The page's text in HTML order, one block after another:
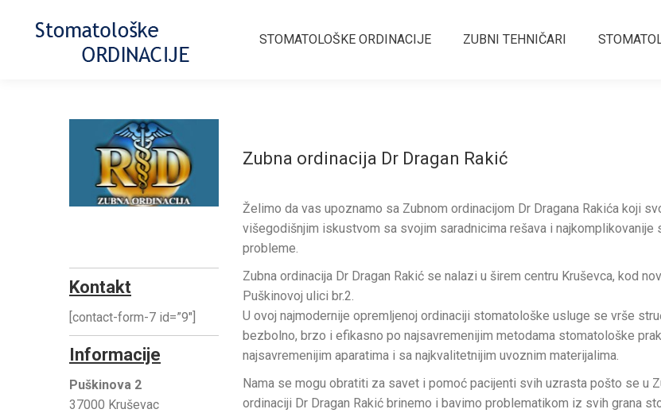
STOMATOLOŠKE ORDINACIJE ZUBNI TEHNIČARI
Kontakt
[contact-form-7 id=”9″]
Informacije
Puškinova 2
37000 Kruševac
Zubna ordinacija Dr Dragan Rakić
Želimo da vas upoznamo sa Zubnom ordinacijom Dr Dragana Rakića koji
višegodišnjim iskustvom sa svojim saradnicima rešava i najkomplikovanije
probleme.
Zubna ordinacija Dr Dragan Rakić se nalazi u širem centru Kruševca, kod
Puškinovoj ulici br.2.
U ovoj najmodernije opremljenoj ordinaciji stomatološke usluge se vrše
bezbolno, brzo i efikasno po najsavremenijim metodama stomatološke
najsavremenijim aparatima i sa najkvalitetnijim uvoznim materijalima.
Nama se mogu obratiti za savet i pomoć pacijenti svih uzrasta pošto se u
ordinaciji Dr Dragan Rakić brinemo i bavimo problematikom iz svih grana